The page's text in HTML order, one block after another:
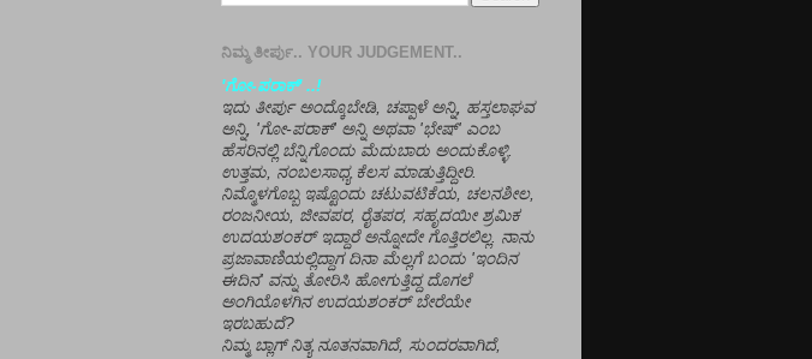
ನಿಮ್ಮ ತೀರ್ಪು.. YOUR JUDGEMENT..
'ಗೋ-ಪರಾಕ್' ..!
ಇದು ತೀರ್ಪು ಅಂದ್ಕೊಬೇಡಿ, ಚಪ್ಪಾಳೆ ಅನ್ನಿ, ಹಸ್ತಲಾಘವ
ಅನ್ನಿ, 'ಗೋ-ಪರಾಕ್' ಅನ್ನಿ ಅಥವಾ 'ಭೇಷ್' ಎಂಬ
ಹೆಸರಿನಲ್ಲಿ ಬೆನ್ನಿಗೊಂದು ಮೆದುಬಾರು ಅಂದುಕೊಳ್ಳಿ.
ಉತ್ತಮ, ನಂಬಲಸಾಧ್ಯ ಕೆಲಸ ಮಾಡುತ್ತಿದ್ದೀರಿ.
ನಿಮ್ಮೊಳಗೊಬ್ಬ ಇಷ್ಟೊಂದು ಚಟುವಟಿಕೆಯ, ಚಲನಶೀಲ,
ರಂಜನೀಯ, ಜೀವಪರ, ರೈತಪರ, ಸಹೃದಯೀ ಶ್ರಮಿಕ
ಉದಯಶಂಕರ್ ಇದ್ದಾರೆ ಅನ್ನೋದೇ ಗೊತ್ತಿರಲಿಲ್ಲ. ನಾನು
ಪ್ರಜಾವಾಣಿಯಲ್ಲಿದ್ದಾಗ ದಿನಾ ಮೆಲ್ಲಗೆ ಬಂದು 'ಇಂದಿನ
ಈದಿನ' ವನ್ನು ತೋರಿಸಿ ಹೋಗುತ್ತಿದ್ದ ದೊಗಲೆ
ಅಂಗಿಯೊಳಗಿನ ಉದಯಶಂಕರ್ ಬೇರೆಯೇ
ಇರಬಹುದೆ?
ನಿಮ್ಮ ಬ್ಲಾಗ್ ನಿತ್ಯ ನೂತನವಾಗಿದೆ, ಸುಂದರವಾಗಿದೆ,